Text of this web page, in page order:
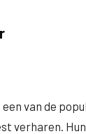
een van de
verharen.